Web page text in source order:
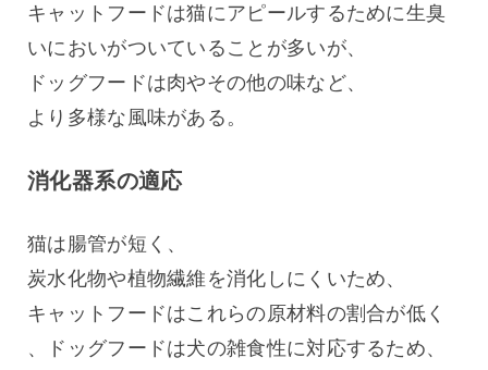
キャットフードは猫にアピールするために生臭
いにおいがついていることが多いが、
ドッグフードは肉やその他の味など、
より多様な風味がある。
消化器系の適応
猫は腸管が短く、
炭水化物や植物繊維を消化しにくいため、
キャットフードはこれらの原材料の割合が低く
、ドッグフードは犬の雑食性に対応するため、